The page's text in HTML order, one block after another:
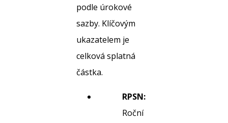
podle úrokové
sazby. Klíčovým
ukazatelem je
celková splatná
částka.
RPSN:
Roční